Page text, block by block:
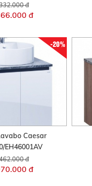
đ
đ
-20%
Caesar
EH46001AV
đ
đ